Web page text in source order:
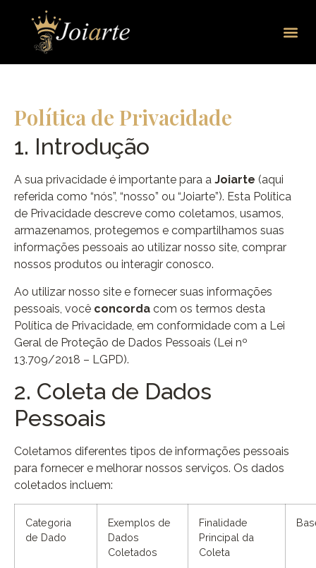
Política de Privacidade
1. Introdução
A sua privacidade é importante para a Joiarte (aqui
referida como “nós”, “nosso” ou “Joiarte”). Esta Política
de Privacidade descreve como coletamos, usamos,
armazenamos, protegemos e compartilhamos suas
informações pessoais ao utilizar nosso site, comprar
nossos produtos ou interagir conosco.
Ao utilizar nosso site e fornecer suas informações
pessoais, você concorda com os termos desta
Política de Privacidade, em conformidade com a Lei
Geral de Proteção de Dados Pessoais (Lei nº
13.709/2018 – LGPD).
2. Coleta de Dados
Pessoais
Coletamos diferentes tipos de informações pessoais
para fornecer e melhorar nossos serviços. Os dados
coletados incluem:
Categoria
de Dado
Exemplos de
Dados
Coletados
Finalidade
Principal da
Coleta